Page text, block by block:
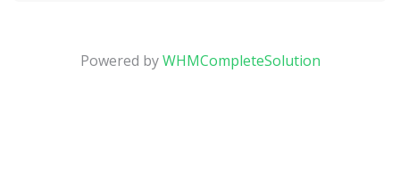
Powered byWHMCompleteSolution